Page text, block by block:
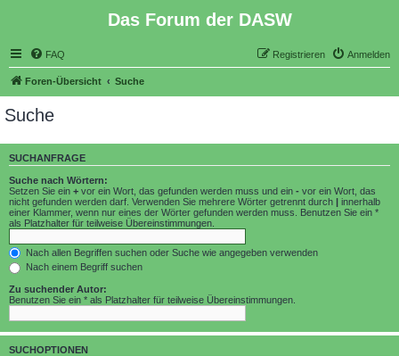
Das Forum der DASW
FAQ Anmelden
Registrieren
Foren-Übersicht Suche
Suche
SUCHANFRAGE
Suche nach Wörtern:
Setzen Sie ein + vor ein Wort, das gefunden werden muss und ein - vor ein Wort, das
nicht gefunden werden darf. Verwenden Sie mehrere Wörter getrennt durch | innerhalb
einer Klammer, wenn nur eines der Wörter gefunden werden muss. Benutzen Sie ein *
als Platzhalter für teilweise Übereinstimmungen.
Nach allen Begriffen suchen oder Suche wie angegeben verwenden
Nach einem Begriff suchen
Zu suchender Autor:
Benutzen Sie ein * als Platzhalter für teilweise Übereinstimmungen.
SUCHOPTIONEN